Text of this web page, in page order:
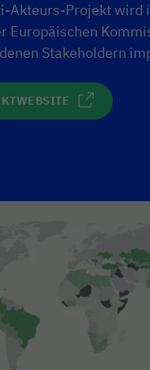
Akteurs-Projekt wird
Europäischen
Stakeholdern